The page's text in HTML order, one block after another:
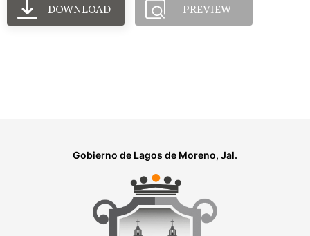
DOWNLOAD PREVIEW
Gobierno de Lagos de Moreno, Jal.